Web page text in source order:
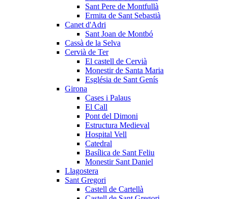
Sant Pere de Montfullà
Ermita de Sant Sebastià
Canet d'Adri
Sant Joan de Montbó
Cassà de la Selva
Cervià de Ter
El castell de Cervià
Monestir de Santa Maria
Església de Sant Genís
Girona
Cases i Palaus
El Call
Pont del Dimoni
Estructura Medieval
Hospital Vell
Catedral
Basílica de Sant Feliu
Monestir Sant Daniel
Llagostera
Sant Gregori
Castell de Cartellà